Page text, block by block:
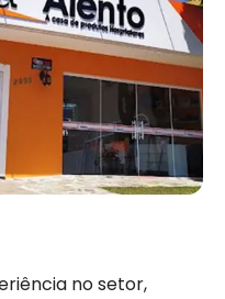
no setor,